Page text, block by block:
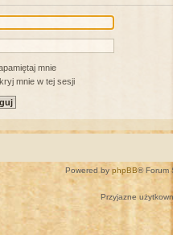
mnie
mnie w tej sesji
Powered by phpBB® Forum
Przyjazne